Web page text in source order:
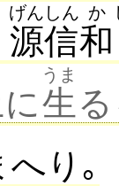
源信
げんしん
和
か
に生
うま
り｡